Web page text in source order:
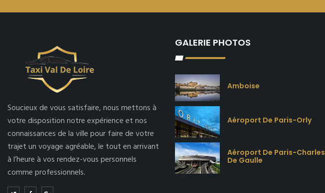
Soucieux de vous satisfaire, nous mettons à
votre disposition notre expérience et nos
connaissances de la ville pour faire de votre
trajet un voyage agréable, le tout en arrivant
à l’heure à vos rendez-vous personnels
comme professionnels.
GALERIE PHOTOS
Amboise
Aéroport De Paris-Orly
Aéroport De Paris-Charles
De Gaulle